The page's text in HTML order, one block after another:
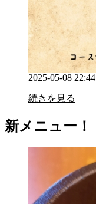
2025-05-08
続きを見る
新メニュー！